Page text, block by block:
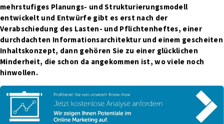
mehrstufiges Planungs- und Strukturierungsmodell
entwickelt und Entwürfe gibt es erst nach der
Verabschiedung des Lasten- und Pflichtenheftes, einer
durchdachten Informationsarchitektur und einem gescheiten
Inhaltskonzept, dann gehören Sie zu einer glücklichen
Minderheit, die schon da angekommen ist, wo viele noch
hinwollen.